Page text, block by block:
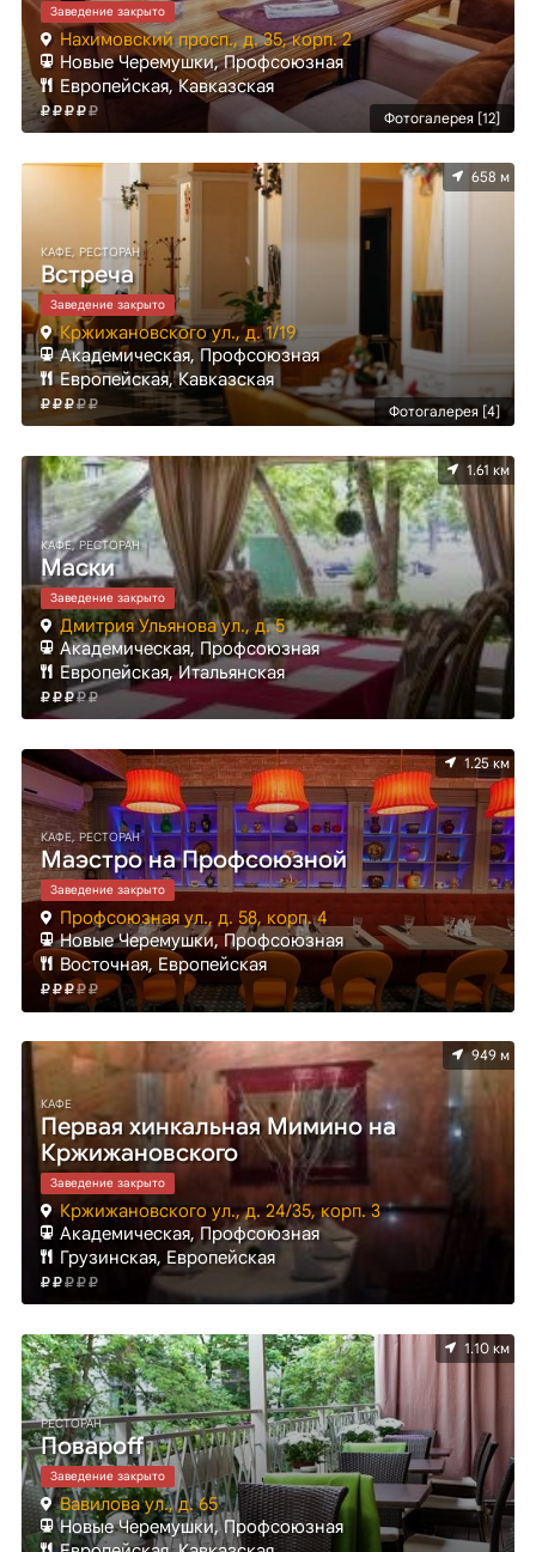
Фотогалерея [12]
Заведение закрыто
Нахимовский просп., д. 35, корп. 2
Новые Черемушки, Профсоюзная
Европейская, Кавказская
Фотогалерея [4]
658 м
КАФЕ, РЕСТОРАН
Встреча
Заведение закрыто
Кржижановского ул., д. 1/19
Академическая, Профсоюзная
Европейская, Кавказская
1.61 км
КАФЕ, РЕСТОРАН
Маски
Заведение закрыто
Дмитрия Ульянова ул., д. 5
Академическая, Профсоюзная
Европейская, Итальянская
1.25 км
КАФЕ, РЕСТОРАН
Маэстро на Профсоюзной
Заведение закрыто
Профсоюзная ул., д. 58, корп. 4
Новые Черемушки, Профсоюзная
Восточная, Европейская
949 м
КАФЕ
Первая хинкальная Мимино на
Кржижановского
Заведение закрыто
Кржижановского ул., д. 24/35, корп. 3
Академическая, Профсоюзная
Грузинская, Европейская
1.10 км
РЕСТОРАН
Повароff
Заведение закрыто
Вавилова ул., д. 65
Новые Черемушки, Профсоюзная